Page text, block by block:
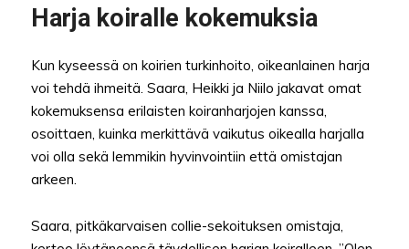
Harja koiralle kokemuksia
Kun kyseessä on koirien turkinhoito, oikeanlainen harja
voi tehdä ihmeitä. Saara, Heikki ja Niilo jakavat omat
kokemuksensa erilaisten koiranharjojen kanssa,
osoittaen, kuinka merkittävä vaikutus oikealla harjalla
voi olla sekä lemmikin hyvinvointiin että omistajan
arkeen.
Saara, pitkäkarvaisen collie-sekoituksen omistaja,